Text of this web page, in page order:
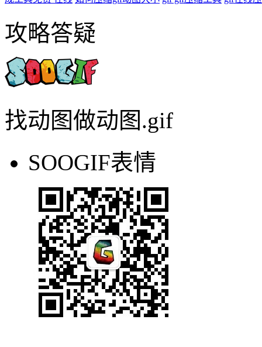
攻略答疑
找动图做动图.gif
SOOGIF表情